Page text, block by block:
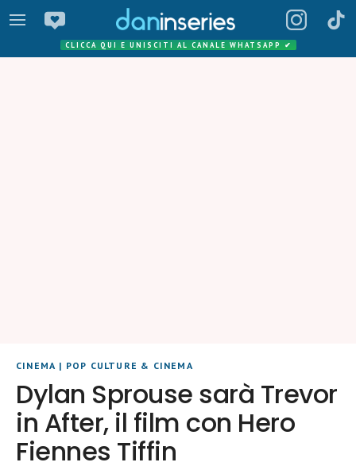
CLICCA QUI E UNISCITI AL CANALE WHATSAPP ✔
CINEMA | POP CULTURE & CINEMA
Dylan Sprouse sarà Trevor
in After, il film con Hero
Fiennes Tiffin